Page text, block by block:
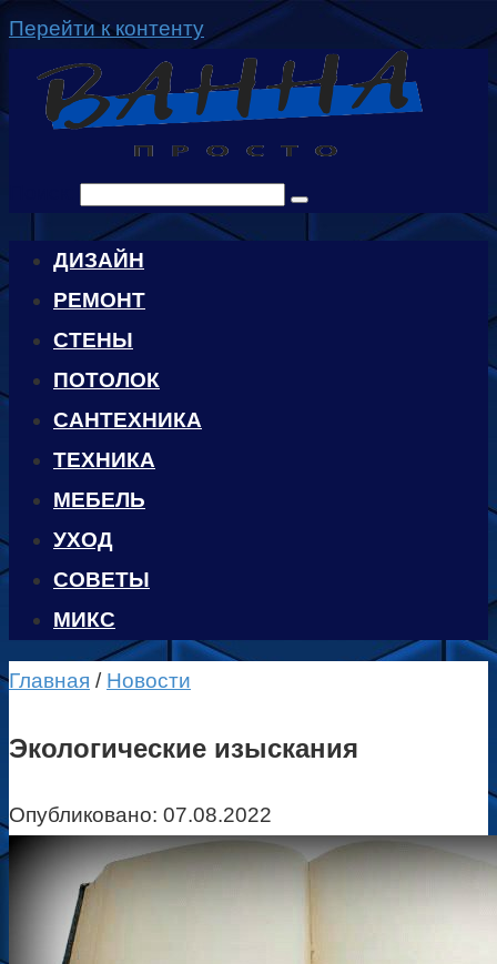
Перейти к контенту
ДИЗАЙН
РЕМОНТ
СТЕНЫ
ПОТОЛОК
САНТЕХНИКА
ТЕХНИКА
МЕБЕЛЬ
УХОД
CОВЕТЫ
МИКС
Главная / Новости
Экологические изыскания
Опубликовано: 07.08.2022